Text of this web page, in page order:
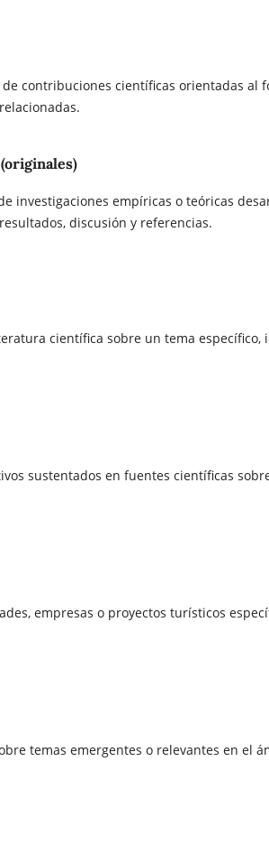
contribuciones científicas orientadas al
investigaciones empíricas o teóricas
discusión y referencias.
científica sobre un tema específico,
sustentados en fuentes científicas
empresas o proyectos turísticos
temas emergentes o relevantes en el